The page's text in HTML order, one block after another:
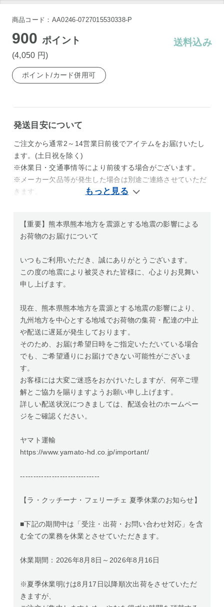
商品コード：AA0246-0727015530338-P
900ポイント
(4,050 円)
送料込み
ポイント/カード併用可
発送目安について
ご注文から通常2～14営業日前後でアイテムをお届けいたし
ます。(土日祝を除く)
※休業日・交通事情等により前後する場合がございます。
※メーカー欠品等が発生した場合は別途ご連絡させていただ
きます。
【重要】熊本県熊本地方を震源とする地震の影響による
お荷物のお届けについて
いつもご利用いただき、誠にありがとうございます。
この度の地震により被災された皆様に、心よりお見舞い
申し上げます。
現在、熊本県熊本地方を震源とする地震の影響により、
九州地方を中心とする地域でお荷物の集荷・配達の中止
や配送に遅延が発生しております。
そのため、お届け希望日時をご指定いただいている場合
でも、ご希望通りにお届けできない可能性がございま
す。
お客様には大変ご迷惑をおかけいたしますが、何卒ご理
解とご協力を賜りますようお願い申し上げます。
詳しい配送状況につきましては、配送会社のホームペー
ジをご確認ください。
ヤマト運輸
https://www.yamato-hd.co.jp/important/
------------------------------
【ラ・クッチーナ・フェリーチェ 夏季休業のお知らせ】
■下記の期間中は「受注・出荷・お問い合わせ対応」を含
む全ての業務を休業とさせていただきます。
休業期間：2026年8月8日～2026年8月16日
※夏季休業明けは8月17日以降順次出荷をさせていただ
きますが、